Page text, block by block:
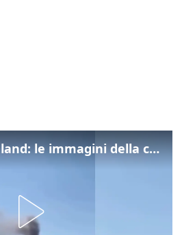
Incendio a Gardaland: le immagini della colonna di fumo